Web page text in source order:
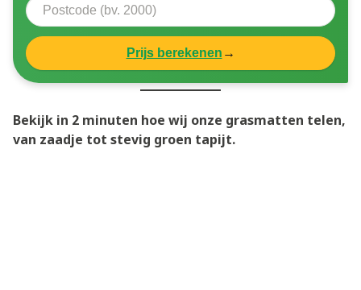
Prijs berekenen →
Bekijk in 2 minuten hoe wij onze grasmatten telen,
van zaadje tot stevig groen tapijt.